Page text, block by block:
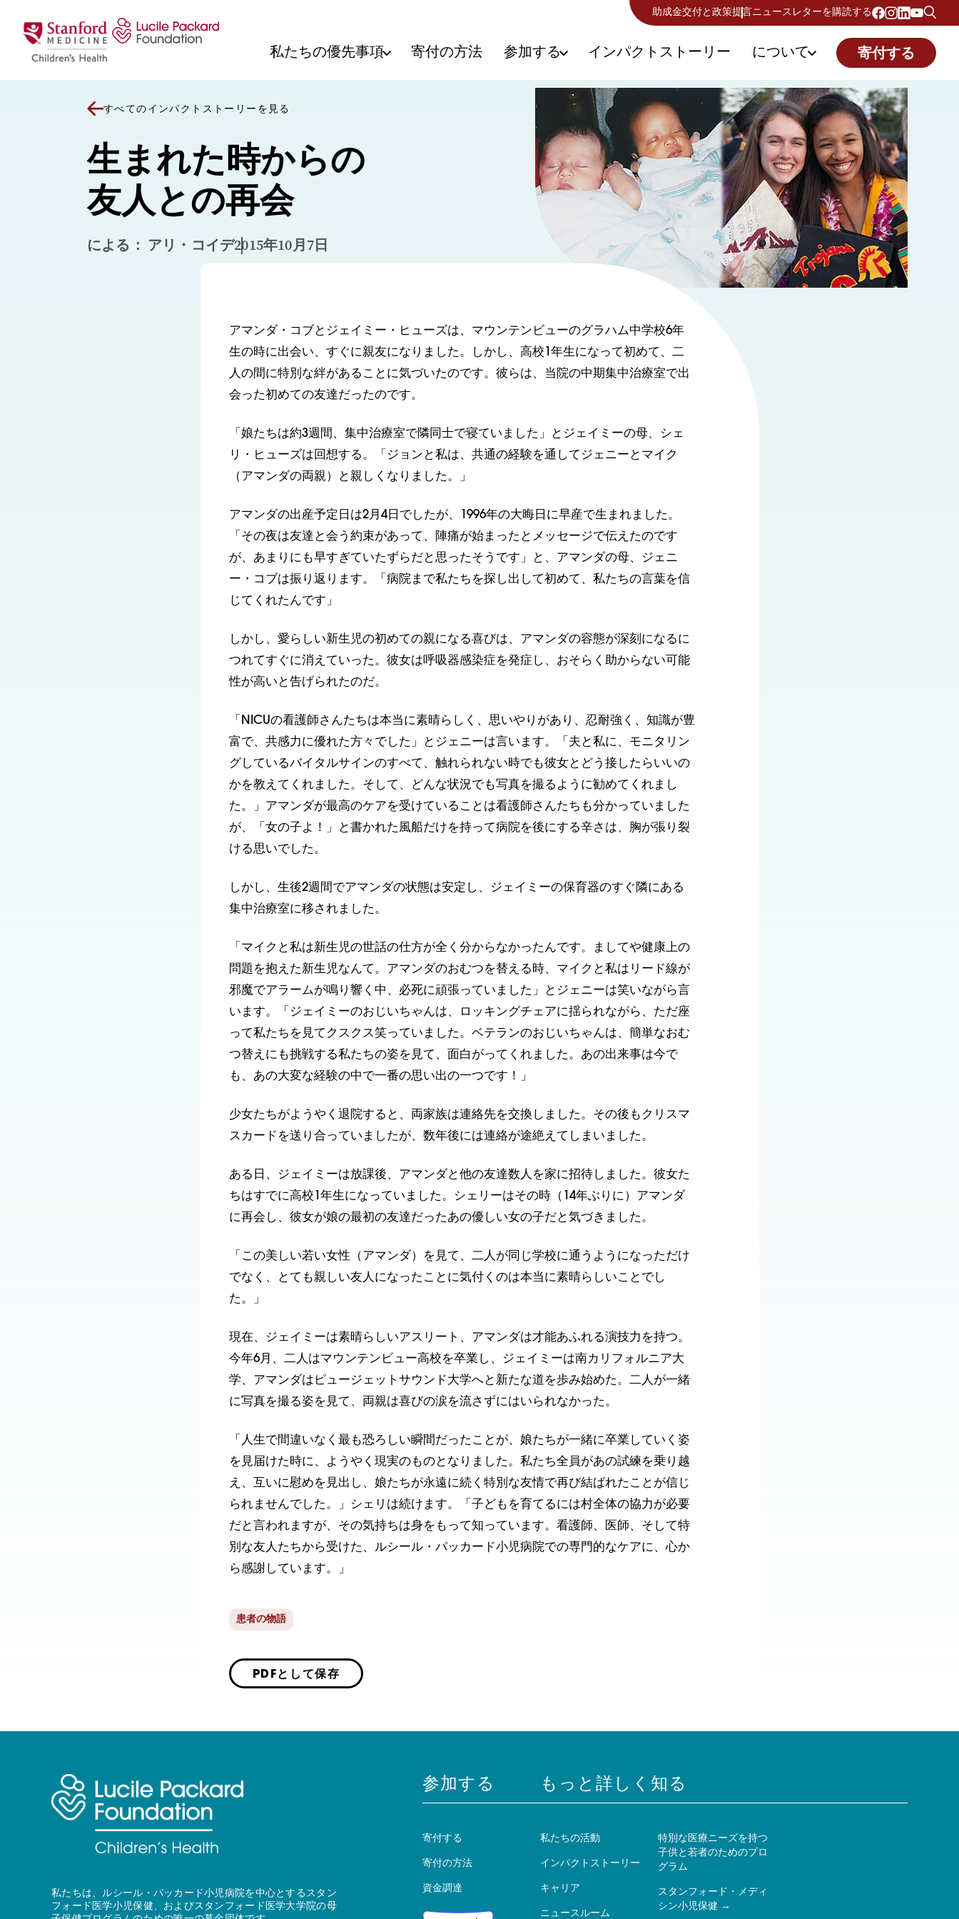
助成金交付と政策提言 ニュースレターを購読する
私たちの優先事項 寄付の方法 参加する インパクトストーリー について 寄付する
すべてのインパクトストーリーを見る
生まれた時からの
友人との再会
による： アリ・コイデ2015年10月7日
アマンダ・コブとジェイミー・ヒューズは、マウンテンビューのグラハム中学校6年
生の時に出会い、すぐに親友になりました。しかし、高校1年生になって初めて、二
人の間に特別な絆があることに気づいたのです。彼らは、当院の中期集中治療室で出
会った初めての友達だったのです。
「娘たちは約3週間、集中治療室で隣同士で寝ていました」とジェイミーの母、シェ
リ・ヒューズは回想する。「ジョンと私は、共通の経験を通してジェニーとマイク
（アマンダの両親）と親しくなりました。」
アマンダの出産予定日は2月4日でしたが、1996年の大晦日に早産で生まれました。
「その夜は友達と会う約束があって、陣痛が始まったとメッセージで伝えたのです
が、あまりにも早すぎていたずらだと思ったそうです」と、アマンダの母、ジェニ
ー・コブは振り返ります。「病院まで私たちを探し出して初めて、私たちの言葉を信
じてくれたんです」
しかし、愛らしい新生児の初めての親になる喜びは、アマンダの容態が深刻になるに
つれてすぐに消えていった。彼女は呼吸器感染症を発症し、おそらく助からない可能
性が高いと告げられたのだ。
「NICUの看護師さんたちは本当に素晴らしく、思いやりがあり、忍耐強く、知識が豊
富で、共感力に優れた方々でした」とジェニーは言います。「夫と私に、モニタリン
グしているバイタルサインのすべて、触れられない時でも彼女とどう接したらいいの
かを教えてくれました。そして、どんな状況でも写真を撮るように勧めてくれまし
た。」アマンダが最高のケアを受けていることは看護師さんたちも分かっていました
が、「女の子よ！」と書かれた風船だけを持って病院を後にする辛さは、胸が張り裂
ける思いでした。
しかし、生後2週間でアマンダの状態は安定し、ジェイミーの保育器のすぐ隣にある
集中治療室に移されました。
「マイクと私は新生児の世話の仕方が全く分からなかったんです。ましてや健康上の
問題を抱えた新生児なんて。アマンダのおむつを替える時、マイクと私はリード線が
邪魔でアラームが鳴り響く中、必死に頑張っていました」とジェニーは笑いながら言
います。「ジェイミーのおじいちゃんは、ロッキングチェアに揺られながら、ただ座
って私たちを見てクスクス笑っていました。ベテランのおじいちゃんは、簡単なおむ
つ替えにも挑戦する私たちの姿を見て、面白がってくれました。あの出来事は今で
も、あの大変な経験の中で一番の思い出の一つです！」
少女たちがようやく退院すると、両家族は連絡先を交換しました。その後もクリスマ
スカードを送り合っていましたが、数年後には連絡が途絶えてしまいました。
ある日、ジェイミーは放課後、アマンダと他の友達数人を家に招待しました。彼女た
ちはすでに高校1年生になっていました。シェリーはその時（14年ぶりに）アマンダ
に再会し、彼女が娘の最初の友達だったあの優しい女の子だと気づきました。
「この美しい若い女性（アマンダ）を見て、二人が同じ学校に通うようになっただけ
でなく、とても親しい友人になったことに気付くのは本当に素晴らしいことでし
た。」
現在、ジェイミーは素晴らしいアスリート、アマンダは才能あふれる演技力を持つ。
今年6月、二人はマウンテンビュー高校を卒業し、ジェイミーは南カリフォルニア大
学、アマンダはピュージェットサウンド大学へと新たな道を歩み始めた。二人が一緒
に写真を撮る姿を見て、両親は喜びの涙を流さずにはいられなかった。
「人生で間違いなく最も恐ろしい瞬間だったことが、娘たちが一緒に卒業していく姿
を見届けた時に、ようやく現実のものとなりました。私たち全員があの試練を乗り越
え、互いに慰めを見出し、娘たちが永遠に続く特別な友情で再び結ばれたことが信じ
られませんでした。」シェリは続けます。「子どもを育てるには村全体の協力が必要
だと言われますが、その気持ちは身をもって知っています。看護師、医師、そして特
別な友人たちから受けた、ルシール・パッカード小児病院での専門的なケアに、心か
ら感謝しています。」
患者の物語
PDFとして保存
私たちは、ルシール・パッカード小児病院を中心とするスタン
フォード医学小児保健、およびスタンフォード医学大学院の母
参加する
寄付する
寄付の方法
資金調達
もっと詳しく知る
私たちの活動
インパクトストーリー
キャリア
ニュースルーム
特別な医療ニーズを持つ
子供と若者のためのプロ
グラム
スタンフォード・メディ
シン小児保健